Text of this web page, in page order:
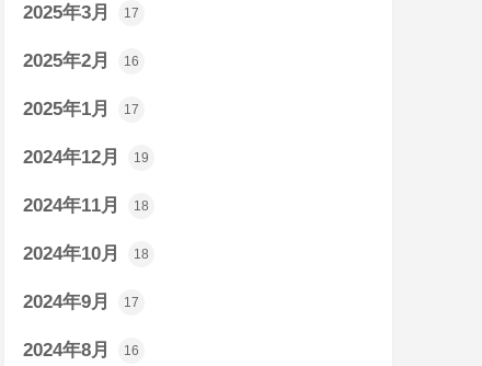
2025年3月 17
2025年2月 16
2025年1月 17
2024年12月 19
2024年11月 18
2024年10月 18
2024年9月 17
2024年8月 16